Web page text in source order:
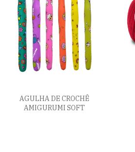
AGULHA DE CROCHÊ
AMIGURUMI SOFT